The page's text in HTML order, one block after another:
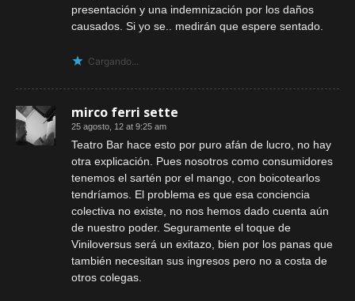
presentación y una indemnización por los daños
causados. Si yo se.. medirán que espere sentado.
Cargando...
mirco ferri sette
25 agosto, 12 at 9:25 am
Teatro Bar hace esto por puro afán de lucro, no hay
otra explicación. Pues nosotros como consumidores
tenemos el sartén por el mango, con boicotearlos
tendríamos. El problema es que esa conciencia
colectiva no existe, no nos hemos dado cuenta aún
de nuestro poder. Seguramente el toque de
Viniloversus será un exitazo, bien por los panas que
también necesitan sus ingresos pero no a costa de
otros colegas.